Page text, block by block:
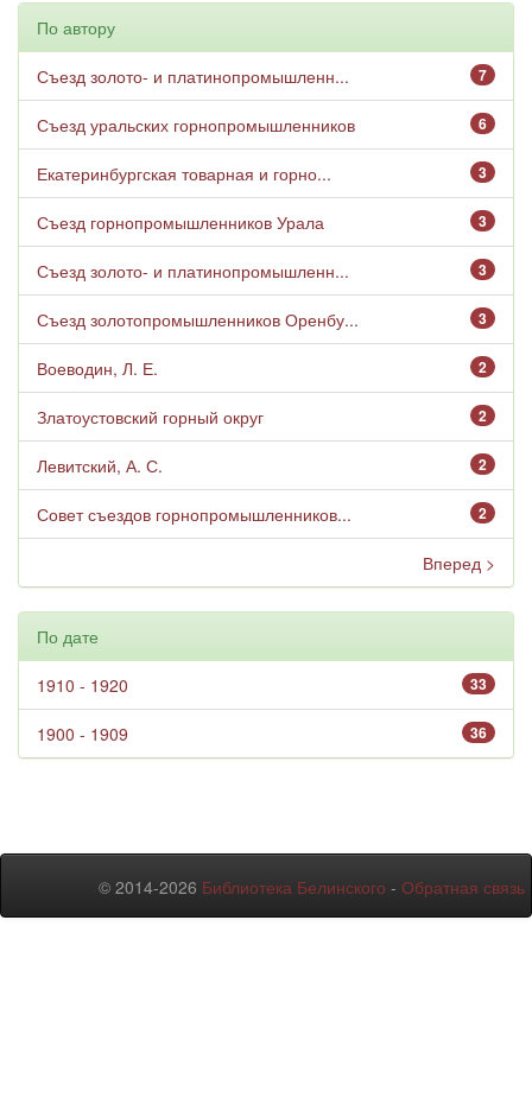
По автору
7
Съезд золото- и платинопромышленн...
6
Съезд уральских горнопромышленников
3
Екатеринбургская товарная и горно...
3
Съезд горнопромышленников Урала
3
Съезд золото- и платинопромышленн...
3
Съезд золотопромышленников Оренбу...
2
Воеводин, Л. Е.
2
Златоустовский горный округ
2
Левитский, А. С.
2
Совет съездов горнопромышленников...
Вперед >
По дате
33
1910 - 1920
36
1900 - 1909
© 2014-2026 Библиотека Белинского - Обратная связь